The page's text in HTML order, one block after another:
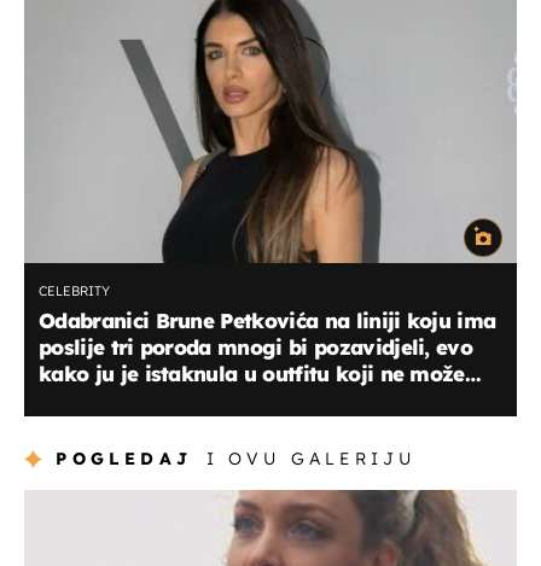
CELEBRITY
Odabranici Brune Petkovića na liniji koju ima
poslije tri poroda mnogi bi pozavidjeli, evo
kako ju je istaknula u outfitu koji ne može
POGLEDAJ I OVU GALERIJU